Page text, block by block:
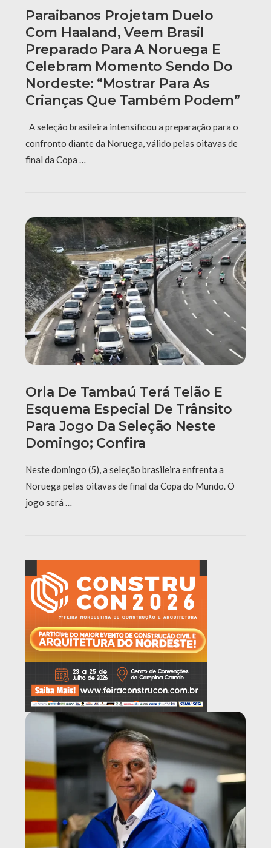
Paraibanos Projetam Duelo
Com Haaland, Veem Brasil
Preparado Para A Noruega E
Celebram Momento Sendo Do
Nordeste: “Mostrar Para As
Crianças Que Também Podem”
A seleção brasileira intensificou a preparação para o
confronto diante da Noruega, válido pelas oitavas de
final da Copa …
Orla De Tambaú Terá Telão E
Esquema Especial De Trânsito
Para Jogo Da Seleção Neste
Domingo; Confira
Neste domingo (5), a seleção brasileira enfrenta a
Noruega pelas oitavas de final da Copa do Mundo. O
jogo será …